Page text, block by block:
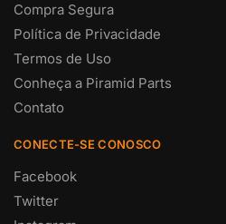
Compra Segura
Política de Privacidade
Termos de Uso
Conheça a Piramid Parts
Contato
CONECTE-SE CONOSCO
Facebook
Twitter